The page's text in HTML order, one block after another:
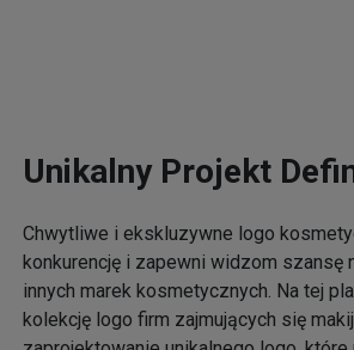
Unikalny Projekt
Chwytliwe i ekskluzywne logo
konkurencję i zapewni widzom szansę
innych marek kosmetycznych. Na tej
kolekcję logo firm zajmujących się